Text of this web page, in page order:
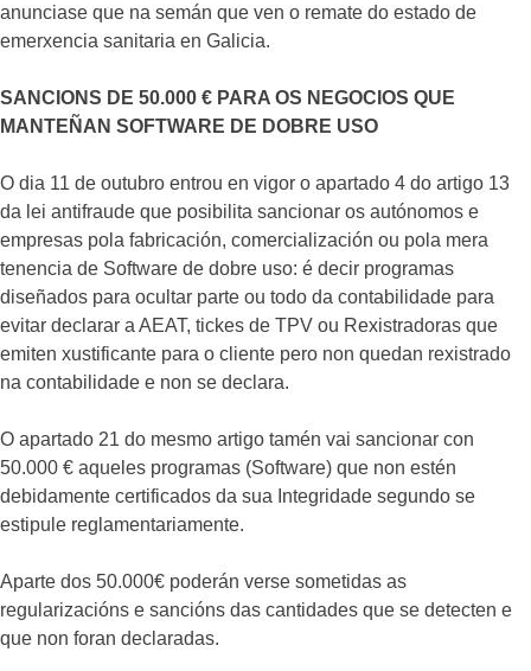
anunciase que na semán que ven o remate do estado de
emerxencia sanitaria en Galicia.
SANCIONS DE 50.000 € PARA OS NEGOCIOS QUE
MANTEÑAN SOFTWARE DE DOBRE USO
O dia 11 de outubro entrou en vigor o apartado 4 do artigo 13
da lei antifraude que posibilita sancionar os autónomos e
empresas pola fabricación, comercialización ou pola mera
tenencia de Software de dobre uso: é decir programas
diseñados para ocultar parte ou todo da contabilidade para
evitar declarar a AEAT, tickes de TPV ou Rexistradoras que
emiten xustificante para o cliente pero non quedan rexistrado
na contabilidade e non se declara.
O apartado 21 do mesmo artigo tamén vai sancionar con
50.000 € aqueles programas (Software) que non estén
debidamente certificados da sua Integridade segundo se
estipule reglamentariamente.
Aparte dos 50.000€ poderán verse sometidas as
regularizacións e sancións das cantidades que se detecten e
que non foran declaradas.